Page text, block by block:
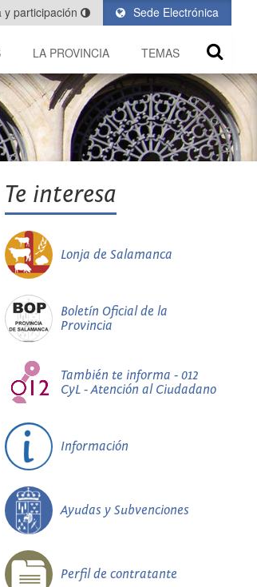
Sede Electrónica
y participación
LA PROVINCIA TEMAS
Te interesa
Lonja de Salamanca
Boletín Oficial de la
Provincia
También te informa - 012
CyL - Atención al Ciudadano
Información
Ayudas y Subvenciones
Perfil de contratante